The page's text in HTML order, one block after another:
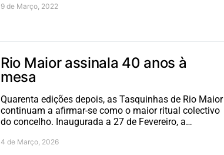
9 de Março, 2022
Rio Maior assinala 40 anos à
mesa
Quarenta edições depois, as Tasquinhas de Rio Maior
continuam a afirmar-se como o maior ritual colectivo
do concelho. Inaugurada a 27 de Fevereiro, a…
4 de Março, 2026